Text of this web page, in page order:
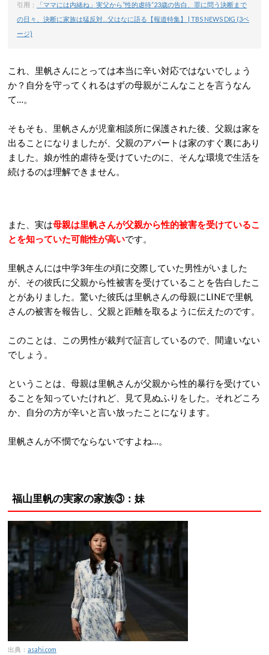
引用：
「ママには内緒ね」実父から“性的虐待”23歳の告白、罪に問う決断まで
の日々、決断に家族は猛反対…父はなに語る【報道特集】 | TBS NEWS DIG (3ペ
ージ)
これ、里帆さんにとっては本当に辛い対応ではないでしょう
か？自分を守ってくれるはずの母親がこんなことを言うなん
て…。
そもそも、里帆さんが児童相談所に保護された後、父親は家を
出ることになりましたが、父親のアパートは家のすぐ裏にあり
ました。娘が性的虐待を受けていたのに、そんな環境で生活を
続けるのは理解できません。
また、実は母親は里帆さんが父親から性的被害を受けているこ
とを知っていた可能性が高いです。
里帆さんには中学3年生の頃に交際していた男性がいました
が、その彼氏に父親から性被害を受けていることを告白したこ
とがありました。驚いた彼氏は里帆さんの母親にLINEで里帆
さんの被害を報告し、父親と距離を取るように伝えたのです。
このことは、この男性が裁判で証言しているので、間違いない
でしょう。
ということは、母親は里帆さんが父親から性的暴行を受けてい
ることを知っていたけれど、見て見ぬふりをした。それどころ
か、自分の方が辛いと言い放ったことになります。
里帆さんが不憫でならないですよね…。
福山里帆の実家の家族③：妹
出典： asahi.com